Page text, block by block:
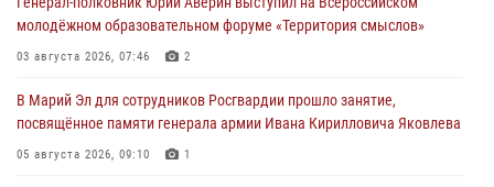
06 августа 2026, 09:37 10
В Марий Эл сотрудники ЛРР Росгвардии за прошедший месяц
06 августа 2026, 08:00
В Марий Эл сотрудники вневедомственной охраны Росгвардии за
молодёжном образовательном форуме «Территория смыслов»
03 августа 2026, 07:46 2
В Марий Эл для сотрудников Росгвардии прошло занятие,
посвящённое памяти генерала армии Ивана Кирилловича Яковлева
05 августа 2026, 09:10 1